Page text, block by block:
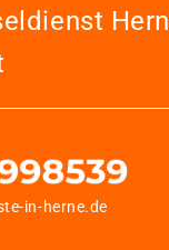
in-herne.de